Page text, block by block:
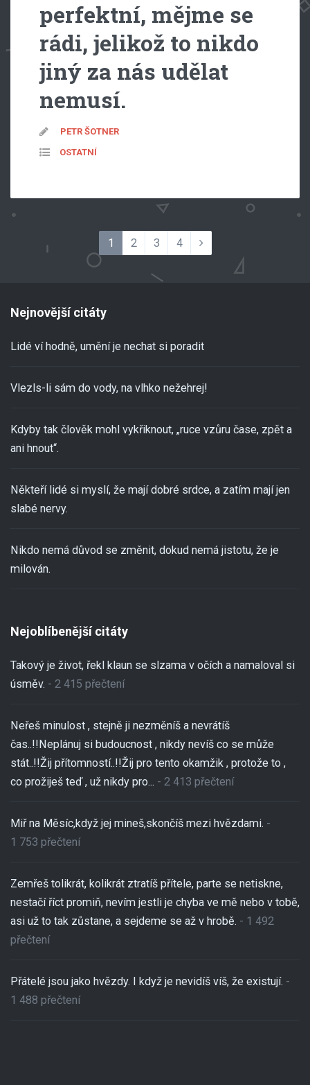
perfektní, mějme se
rádi, jelikož to nikdo
jiný za nás udělat
nemusí.
PETR ŠOTNER
OSTATNÍ
1 2 3 4
Nejnovější citáty
Lidé ví hodně, umění je nechat si poradit
Vlezls-li sám do vody, na vlhko nežehrej!
Kdyby tak člověk mohl vykřiknout, „ruce vzůru čase, zpět a
ani hnout“.
Někteří lidé si myslí, že mají dobré srdce, a zatím mají jen
slabé nervy.
Nikdo nemá důvod se změnit, dokud nemá jistotu, že je
milován.
Nejoblíbenější citáty
Takový je život, řekl klaun se slzama v očích a namaloval si
úsměv. - 2 415 přečtení
Neřeš minulost , stejně ji nezměníš a nevrátíš
čas..!!Neplánuj si budoucnost , nikdy nevíš co se může
stát..!!Žij přítomností..!!Žij pro tento okamžik , protože to ,
co prožiješ teď , už nikdy pro... - 2 413 přečtení
Miř na Měsíc,když jej mineš,skončíš mezi hvězdami. -
1 753 přečtení
Zemřeš tolikrát, kolikrát ztratíš přítele, parte se netiskne,
nestačí říct promiň, nevím jestli je chyba ve mě nebo v tobě,
asi už to tak zůstane, a sejdeme se až v hrobě. - 1 492
přečtení
Přátelé jsou jako hvězdy. I když je nevidíš víš, že existují. -
1 488 přečtení